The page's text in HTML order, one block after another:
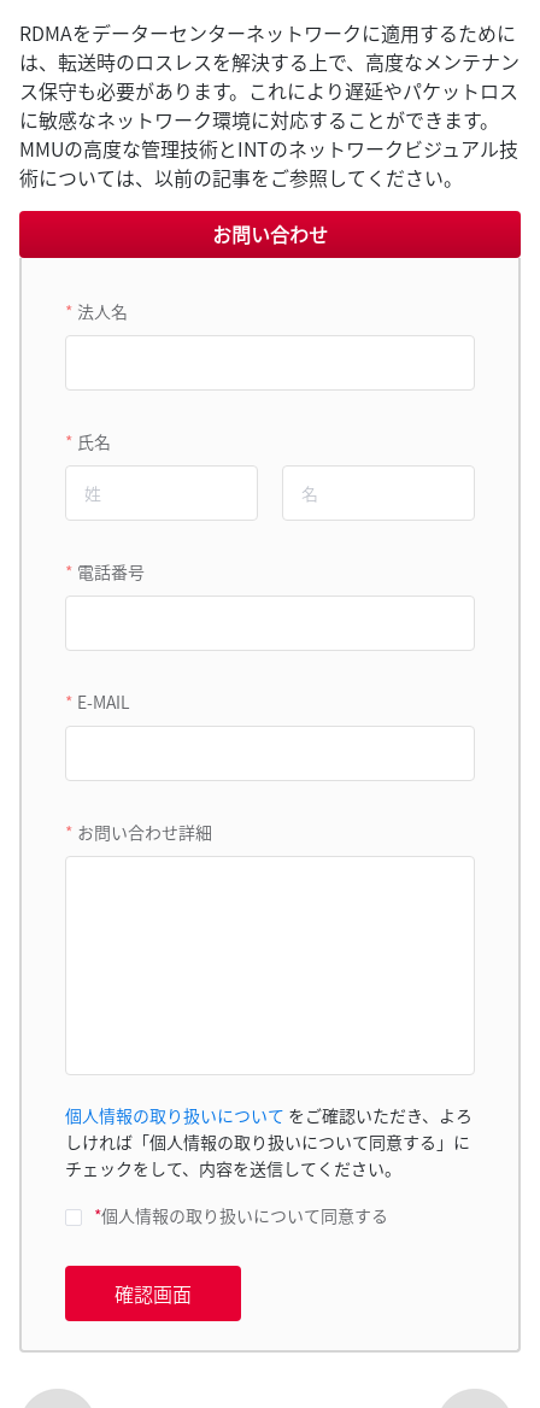
RDMAをデーターセンターネットワークに適用するために
は、転送時のロスレスを解決する上で、高度なメンテナン
ス保守も必要があります。これにより遅延やパケットロス
に敏感なネットワーク環境に対応することができます。
MMUの高度な管理技術とINTのネットワークビジュアル技
術については、以前の記事をご参照してください。
お問い合わせ
法人名
氏名
電話番号
E-MAIL
お問い合わせ詳細
個人情報の取り扱いについて をご確認いただき、よろ
しければ「個人情報の取り扱いについて同意する」に
チェックをして、内容を送信してください。
*個人情報の取り扱いについて同意する
確認画面